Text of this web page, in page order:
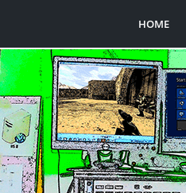
HOME